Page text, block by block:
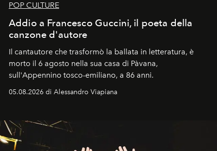
POP CULTURE
Addio a Francesco Guccini, il poeta della
canzone d'autore
Il cantautore che trasformò la ballata in letteratura, è
morto il 6 agosto nella sua casa di Pàvana,
sull'Appennino tosco-emiliano, a 86 anni.
05.08.2026 di Alessandro Viapiana